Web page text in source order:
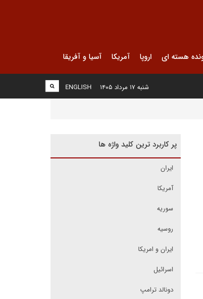
هسته ای اروپا آمریکا آسیا و آفریقا
ENGLISH شنبه ۱۷ مرداد ۱۴۰۵
پر کاربرد ترین کلید واژه ها
ایران
آمریکا
سوریه
روسیه
ایران و امریکا
اسرائیل
دونالد ترامپ